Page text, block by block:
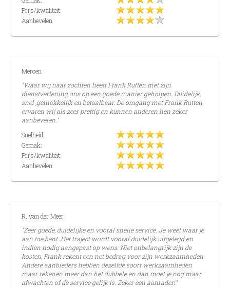
Prijs/kwaliteit:
Aanbevelen:
Mercen
"Waar wij naar zochten heeft Frank Rutten met zijn
dienstverlening ons op een goede manier geholpen. Duidelijk,
snel ,gemakkelijk en betaalbaar. De omgang met Frank Rutten
ervaren wij als zeer prettig en kunnen anderen hen zeker
aanbevelen."
Snelheid:
Gemak:
Prijs/kwaliteit:
Aanbevelen:
R. van der Meer
"Zeer goede, duidelijke en vooral snelle service. Je weet waar je
aan toe bent. Het traject wordt vooraf duidelijk uitgelegd en
indien nodig aangepast op wens. Niet onbelangrijk zijn de
kosten, Frank rekent een net bedrag voor zijn werkzaamheden.
Andere aanbieders hebben dezelfde soort werkzaamheden
maar rekenen meer dan het dubbele en dan moet je nog maar
afwachten of de service gelijk is. Zeker een aanrader!"